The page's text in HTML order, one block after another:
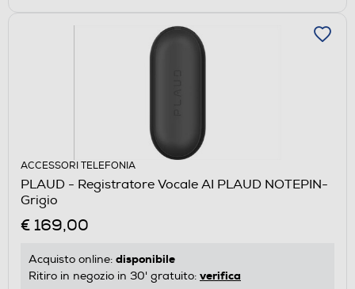
ACCESSORI TELEFONIA
PLAUD - Registratore Vocale AI PLAUD NOTEPIN-
Grigio
€ 169,00
Acquisto online: disponibile
Ritiro in negozio in 30' gratuito: verifica